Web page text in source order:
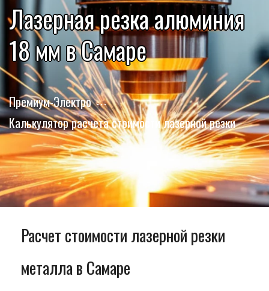
Лазерная резка алюминия
18 мм в Самаре
Премиум-Электро
Калькулятор расчета стоимости лазерной резки
Расчет стоимости лазерной резки
металла в Самаре